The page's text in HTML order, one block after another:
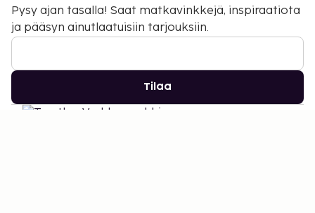
Pysy ajan tasalla! Saat matkavinkkejä, inspiraatiota
ja pääsyn ainutlaatuisiin tarjouksiin.
Tilaa